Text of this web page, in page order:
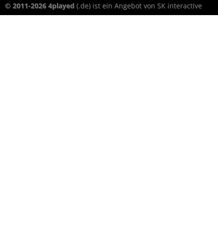
© 2011-2026 4played (.de) ist ein Angebot von SK interactive